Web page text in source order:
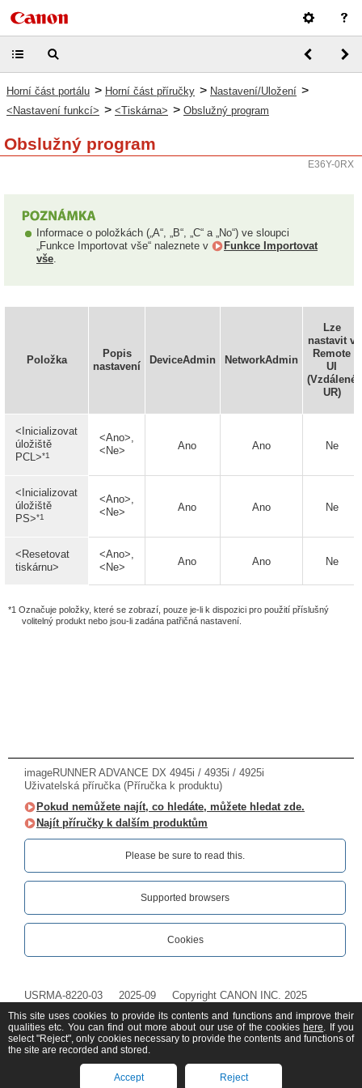
Horní část portálu > Horní část příručky > Nastavení/Uložení >
<Nastavení funkcí> > <Tiskárna> > Obslužný program
Obslužný program
E36Y-0RX
Informace o položkách („A“, „B“, „C“ a „No“) ve sloupci
„Funkce Importovat vše“ naleznete v
Funkce Importovat
vše.
Položka
Popis
nastavení
DeviceAdmin NetworkAdmin
Lze
nastavit v
Remote
UI
(Vzdálené
UR)
<Inicializovat
úložiště
PCL>*1
<Ano>,
<Ne>
Ano Ano Ne
<Inicializovat
úložiště
PS>*1
<Ano>,
<Ne>
Ano Ano Ne
<Resetovat
tiskárnu>
<Ano>,
<Ne>
Ano Ano Ne
*1 Označuje položky, které se zobrazí, pouze je-li k dispozici pro použití příslušný
volitelný produkt nebo jsou-li zadána patřičná nastavení.
imageRUNNER ADVANCE DX 4945i / 4935i / 4925i
Uživatelská příručka (Příručka k produktu)
Pokud nemůžete najít, co hledáte, můžete hledat zde.
Najít příručky k dalším produktům
Please be sure to read this.‎
Supported browsers
Cookies
USRMA-8220-03 2025-09 Copyright CANON INC. 2025
This site uses cookies to provide its contents and functions and improve their
qualities etc. You can find out more about our use of the cookies here. If you
select "Reject", only cookies necessary to provide the contents and functions of
the site are recorded and stored.
Accept Reject